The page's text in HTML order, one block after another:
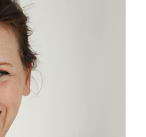
Tarifpolitik
Ansprechpartner